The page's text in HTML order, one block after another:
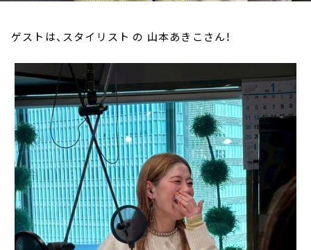
ゲストは、スタイリスト の 山本あきこさん！